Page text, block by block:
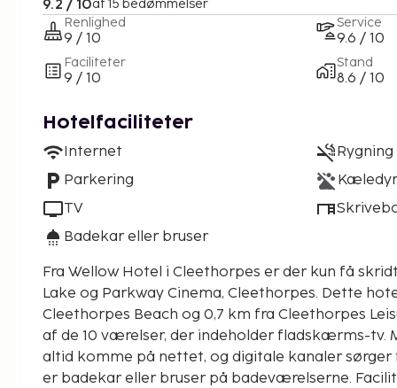
9.2 / 10af 15 bedømmelser
Renlighed
9 / 10
Faciliteter
9 / 10
Service
9.6 / 10
Stand
8.6 / 10
Hotelfaciliteter
Internet
Parkering
TV
Badekar eller bruser
Fra Wellow Hotel i Cleethorpes er der kun få
Lake og Parkway Cinema, Cleethorpes. Dette hotel ligger 0,6 km fra
Cleethorpes Beach og 0,7 km fra Cleethorpes
af de 10 værelser, der indeholder fladskærms-tv.
altid komme på nettet, og digitale kanaler sørger
er badekar eller bruser på badeværelserne.